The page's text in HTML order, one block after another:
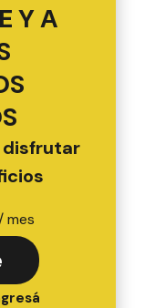
Y A
disfrutar
/ mes